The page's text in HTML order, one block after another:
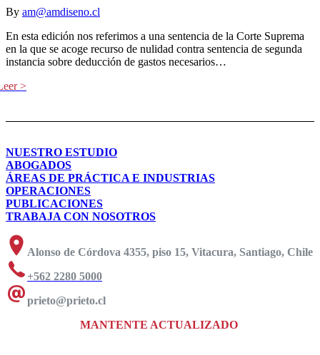
By am@amdiseno.cl
En esta edición nos referimos a una sentencia de la Corte Suprema
en la que se acoge recurso de nulidad contra sentencia de segunda
instancia sobre deducción de gastos necesarios…
NUESTRO ESTUDIO
ABOGADOS
ÁREAS DE PRÁCTICA E INDUSTRIAS
OPERACIONES
PUBLICACIONES
TRABAJA CON NOSOTROS
Alonso de Córdova 4355, piso 15, Vitacura, Santiago, Chile
+562 2280 5000
prieto@prieto.cl
MANTENTE ACTUALIZADO